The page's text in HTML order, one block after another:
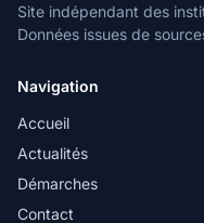
Site indépendant des
Données issues de
Navigation
Accueil
Actualités
Démarches
Contact